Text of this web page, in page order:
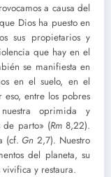
a causa del
Dios ha puesto en
sus propietarios y
que hay en el
se manifiesta en
en el suelo, en el
entre los pobres
oprimida y
de parto» (Rm8,22).
(cf. Gn2,7). Nuestro
del planeta, su
y restaura.